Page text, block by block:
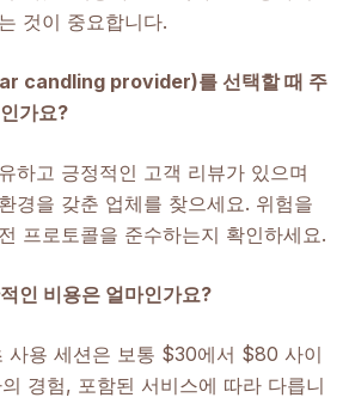
것이 중요합니다.
candling provider)를 선택할 때 주
가요?
하고 긍정적인 고객 리뷰가 있으며
경을 갖춘 업체를 찾으세요. 위험을
프로토콜을 준수하는지 확인하세요.
인 비용은 얼마인가요?
사용 세션은 보통 $30에서 $80 사이
경험, 포함된 서비스에 따라 다릅니